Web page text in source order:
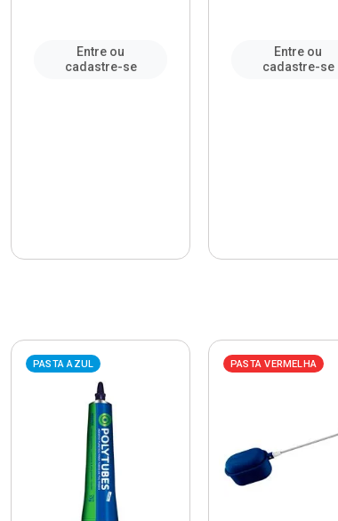
Entre ou
cadastre-se
Entre ou
cadastre-se
PASTA AZUL PASTA VERMELHA